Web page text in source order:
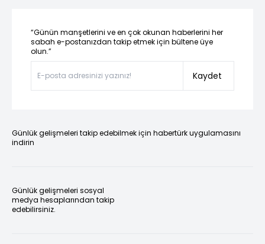
“Günün manşetlerini ve en çok okunan haberlerini her
sabah e-postanızdan takip etmek için bültene üye
olun.”
Kaydet
Günlük gelişmeleri takip edebilmek için habertürk uygulamasını
indirin
Günlük gelişmeleri sosyal
medya hesaplarından takip
edebilirsiniz.